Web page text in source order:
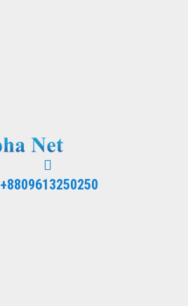
+8809613250250